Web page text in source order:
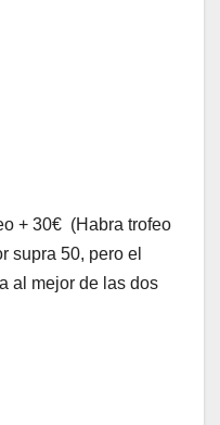
+ 30€ (Habra trofeo
supra 50, pero el
al mejor de las dos